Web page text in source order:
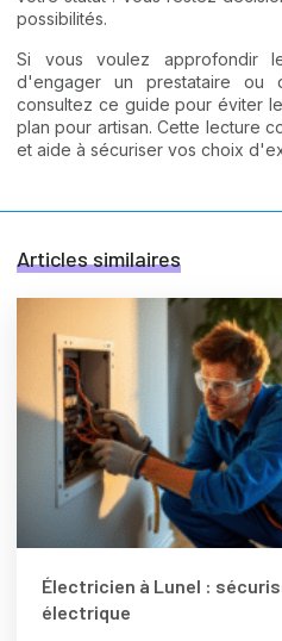
possibilités.
Si vous voulez approfondir
d'engager un prestataire ou
consultez ce guide pour éviter
plan pour artisan. Cette lecture
et aide à sécuriser vos choix
Articles similaires
Électricien à Lunel :
électrique